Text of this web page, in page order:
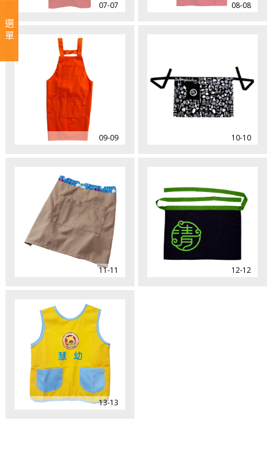
選單
07-07 08-08
09-09 10-10
11-11 12-12
13-13